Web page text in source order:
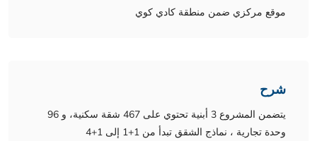
موقع مركزي ضمن منطقة كادي كوي
شرح
يتضمن المشروع 3 أبنية تحتوي على 467 شقة سكنية، و 96
وحدة تجارية ، نماذج الشقق تبدأ من 1+1 إلى 1+4